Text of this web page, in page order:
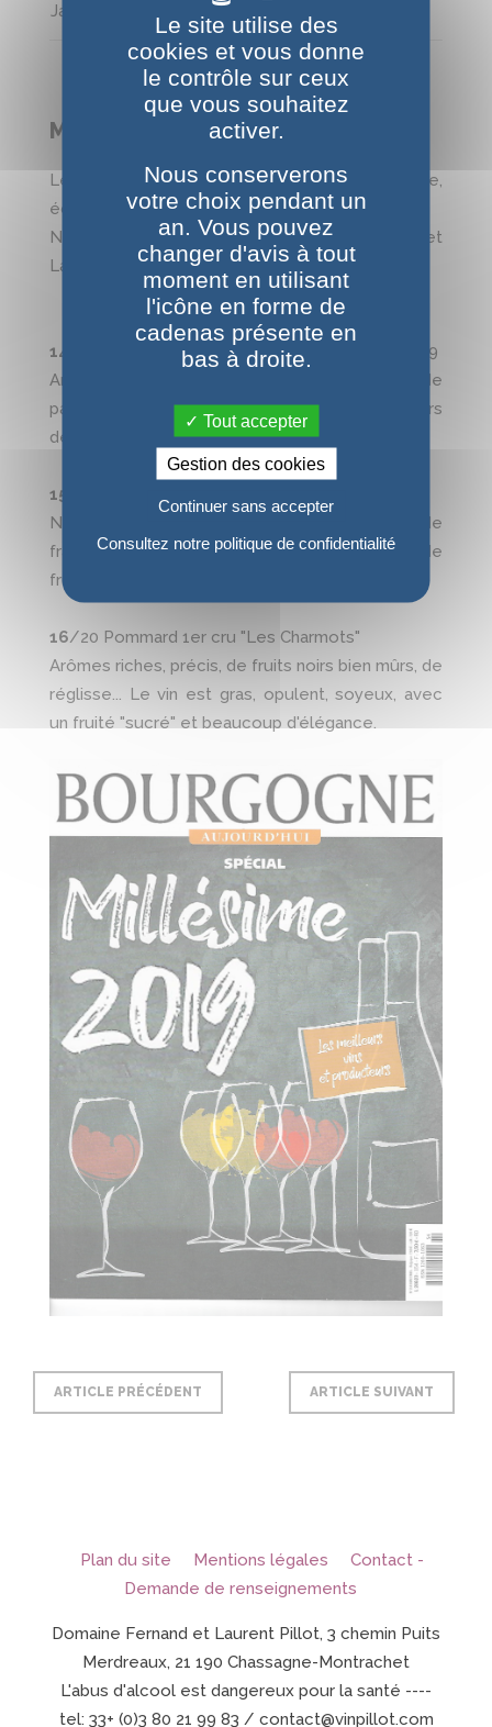
Jancis Robinson Burghound 2011 wines
Millésime 2019
Les vins ont été dégustés en cours d'élevage,
échantillons pris sur les fûts
Notes de dégustation du domaine Fernand et
Laurent Pillot:
14,5
/20 Chassagne-Mt 1er cru "Les Vergers" 2019
Arômes de fruits blancs, avec quelques notes de
pain grillé. Le vin est pur, ciselé, avec des saveurs
de fruits blancs et une belle finale saline.
15,5
Nez bien ouvert, sur des arômes précis de
framboise, d'épices... Le vin est juteux plein de
fruit, frais et élégant
16/20 Pommard 1er cru "Les Charmots"
Arômes riches, précis, de fruits noirs bien mûrs, de
réglisse... Le vin est gras, opulent, soyeux, avec
un fruité "sucré" et beaucoup d'élégance.
ARTICLE PRÉCÉDENT ARTICLE SUIVANT
Plan du site Mentions légales
Contact -
Demande de renseignements
Domaine Fernand et Laurent Pillot, 3 chemin Puits
Merdreaux, 21 190 Chassagne-Montrachet
L'abus d'alcool est dangereux pour la santé ----
tel: 33+ (0)3 80 21 99 83 / contact@vinpillot.com
Le site utilise des
cookies et vous donne
le contrôle sur ceux
que vous souhaitez
activer.
Nous conserverons
votre choix pendant un
an. Vous pouvez
changer d'avis à tout
moment en utilisant
l'icône en forme de
cadenas présente en
bas à droite.
Tout accepter
Gestion des cookies
Continuer sans accepter
Consultez notre politique de confidentialité